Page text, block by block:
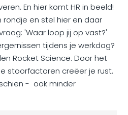
En hier komt HR in beeld!
rondje en stel hier en daar
'Waar loop jij op vast?'
tijdens je werkdag?
Rocket Science. Door het
stoorfactoren creëer je rust.
- ook minder